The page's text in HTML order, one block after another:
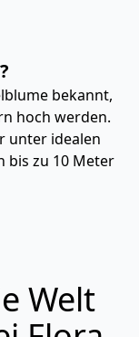
bekannt,
hoch werden.
unter idealen
bis zu 10 Meter
Welt